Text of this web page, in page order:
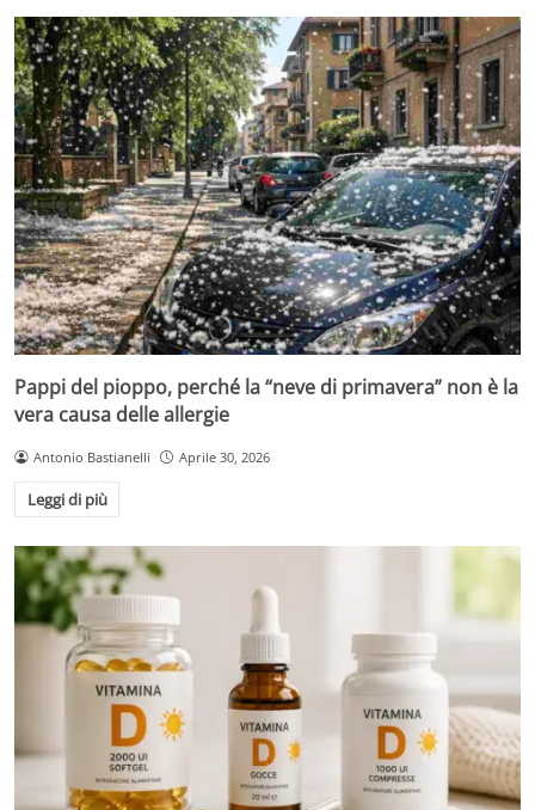
Pappi del pioppo, perché la “neve di primavera” non è la
vera causa delle allergie
Antonio Bastianelli Aprile 30, 2026
Leggi di più